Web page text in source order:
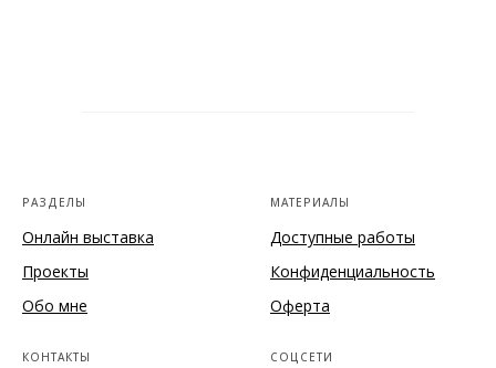
РАЗДЕЛЫ
Онлайн выставка
Проекты
Обо мне
МАТЕРИАЛЫ
Доступные работы
Конфиденциальность
Оферта
КОНТАКТЫ СОЦСЕТИ